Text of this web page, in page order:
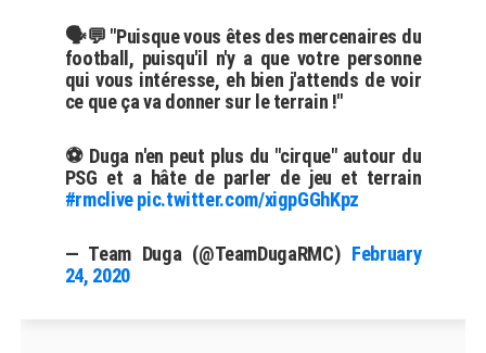
🗣💬 "Puisque vous êtes des mercenaires du
football, puisqu'il n'y a que votre personne
qui vous intéresse, eh bien j'attends de voir
ce que ça va donner sur le terrain !"
⚽ Duga n'en peut plus du "cirque" autour du
PSG et a hâte de parler de jeu et terrain
#rmclive pic.twitter.com/xigpGGhKpz
— Team Duga (@TeamDugaRMC) February
24, 2020